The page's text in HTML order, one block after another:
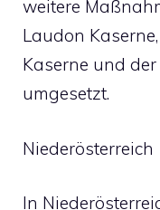
weitere
Laudon
Kaserne und
umgesetzt.
Niederösterreich
In